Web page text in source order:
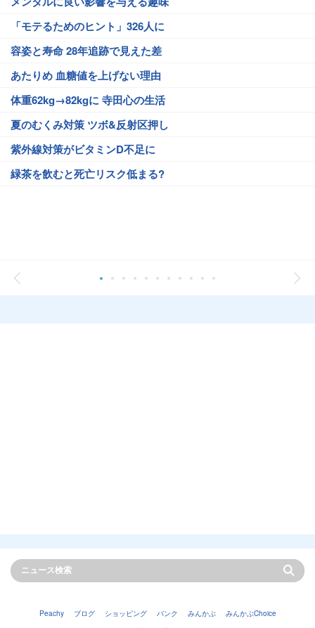
「モテるためのヒント」326人に
容姿と寿命 28年追跡で見えた差
あたりめ 血糖値を上げない理由
体重62kg→82kgに 寺田心の生活
夏のむくみ対策 ツボ&反射区押し
紫外線対策がビタミンD不足に
緑茶を飲むと死亡リスク低まる?
Peachy ブログ ショッピング バンク みんかぶ
みんかぶChoice